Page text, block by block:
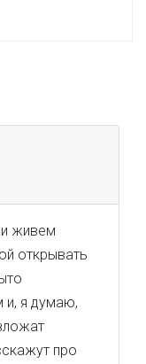
живем
открывать
и, я думаю,
про